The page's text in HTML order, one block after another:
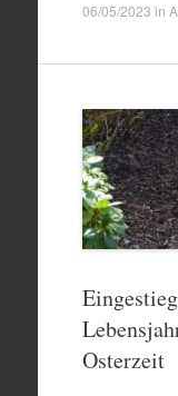
06/05/2023 in
Osterzeit